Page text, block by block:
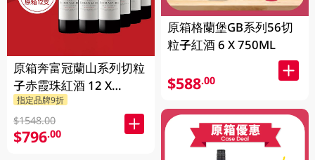
原箱奔富冠蘭山系列切粒
子赤霞珠紅酒 12 X
750ML
指定品牌9折
$1548.00
$796.00
原箱格蘭堡GB系列56切
粒子紅酒 6 X 750ML
$588.00